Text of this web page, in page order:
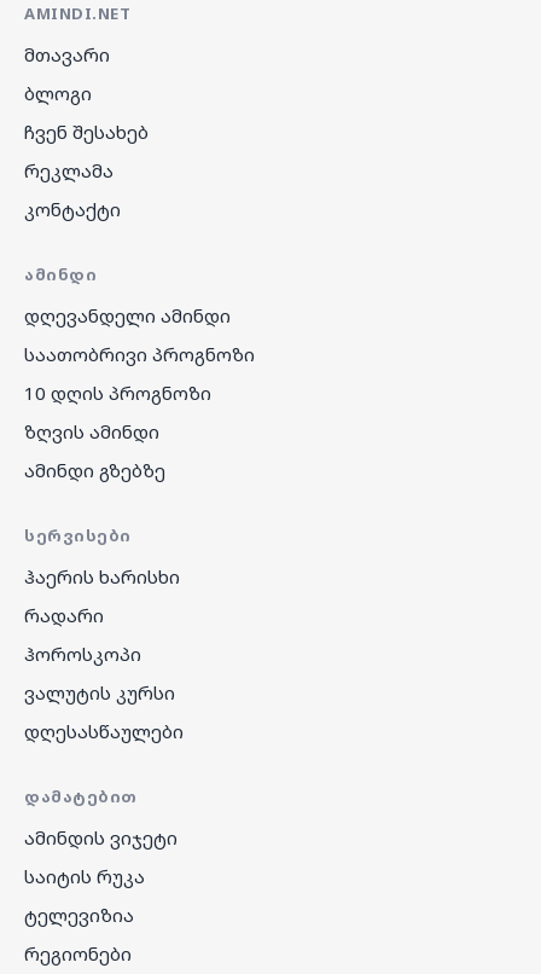
AMINDI.NET
მთავარი
ბლოგი
ჩვენ შესახებ
რეკლამა
კონტაქტი
ᲐᲛᲘᲜᲓᲘ
დღევანდელი ამინდი
საათობრივი პროგნოზი
10 დღის პროგნოზი
ზღვის ამინდი
ამინდი გზებზე
ᲡᲔᲠᲕᲘᲡᲔᲑᲘ
ჰაერის ხარისხი
რადარი
ჰოროსკოპი
ვალუტის კურსი
დღესასწაულები
ᲓᲐᲛᲐᲢᲔᲑᲘᲗ
ამინდის ვიჯეტი
საიტის რუკა
ტელევიზია
რეგიონები